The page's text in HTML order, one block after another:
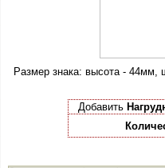
Размер знака: высота - 44мм,
Добавить